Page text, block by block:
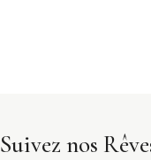
Suivez nos